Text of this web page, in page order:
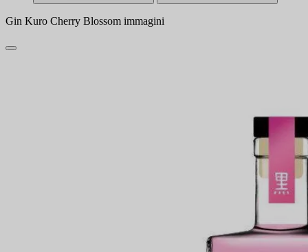
Gin Kuro Cherry Blossom immagini